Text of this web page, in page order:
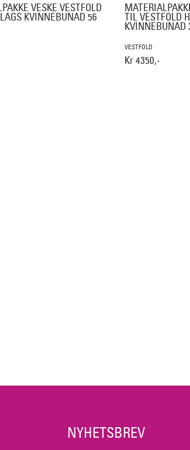
VESKE VESTFOLD
KVINNEBUNAD 56 TIL VESTFOLD
KVINNEBUNAD
VESTFOLD
Kr 4350,-
NYHETSBREV